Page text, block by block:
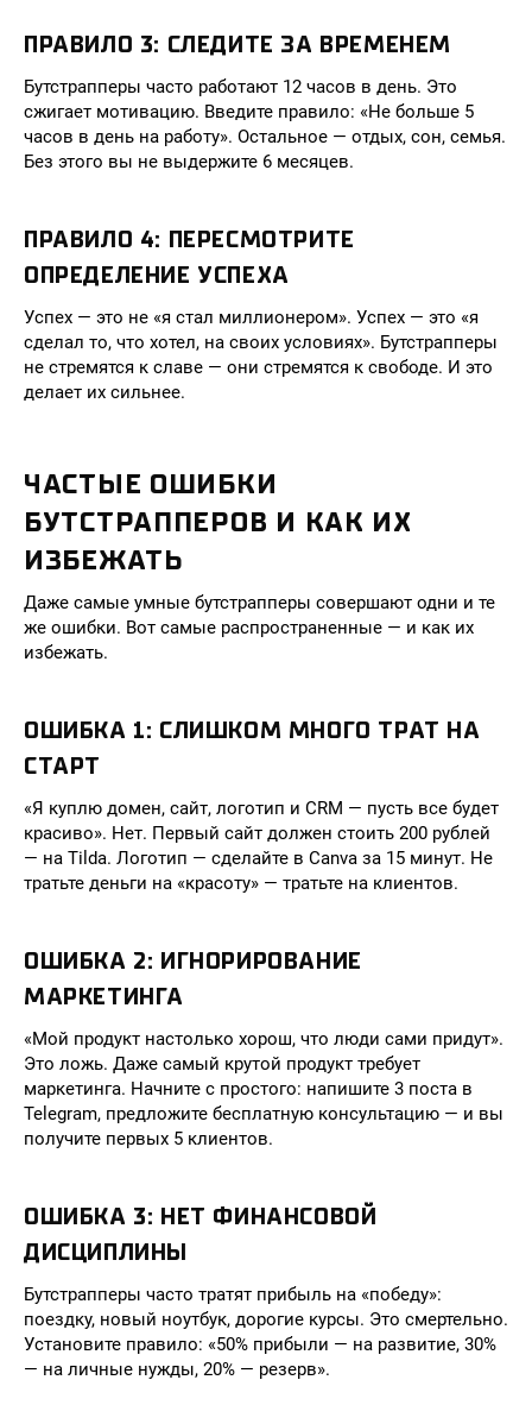
ПРАВИЛО 3: СЛЕДИТЕ ЗА ВРЕМЕНЕМ
Бутстрапперы часто работают 12 часов в день. Это
сжигает мотивацию. Введите правило: «Не больше 5
часов в день на работу». Остальное — отдых, сон, семья.
Без этого вы не выдержите 6 месяцев.
ПРАВИЛО 4: ПЕРЕСМОТРИТЕ
ОПРЕДЕЛЕНИЕ УСПЕХА
Успех — это не «я стал миллионером». Успех — это «я
сделал то, что хотел, на своих условиях». Бутстрапперы
не стремятся к славе — они стремятся к свободе. И это
делает их сильнее.
ЧАСТЫЕ ОШИБКИ
БУТСТРАППЕРОВ И КАК ИХ
ИЗБЕЖАТЬ
Даже самые умные бутстрапперы совершают одни и те
же ошибки. Вот самые распространенные — и как их
избежать.
ОШИБКА 1: СЛИШКОМ МНОГО ТРАТ НА
СТАРТ
«Я куплю домен, сайт, логотип и CRM — пусть все будет
красиво». Нет. Первый сайт должен стоить 200 рублей
— на Tilda. Логотип — сделайте в Canva за 15 минут. Не
тратьте деньги на «красоту» — тратьте на клиентов.
ОШИБКА 2: ИГНОРИРОВАНИЕ
МАРКЕТИНГА
«Мой продукт настолько хорош, что люди сами придут».
Это ложь. Даже самый крутой продукт требует
маркетинга. Начните с простого: напишите 3 поста в
Telegram, предложите бесплатную консультацию — и вы
получите первых 5 клиентов.
ОШИБКА 3: НЕТ ФИНАНСОВОЙ
ДИСЦИПЛИНЫ
Бутстрапперы часто тратят прибыль на «победу»:
поездку, новый ноутбук, дорогие курсы. Это смертельно.
Установите правило: «50% прибыли — на развитие, 30%
— на личные нужды, 20% — резерв».